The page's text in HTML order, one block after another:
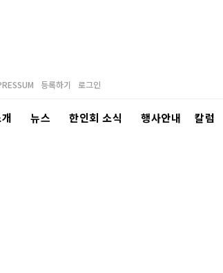
등록하기 로그인
뉴스 한인회 소식 행사안내 칼럼